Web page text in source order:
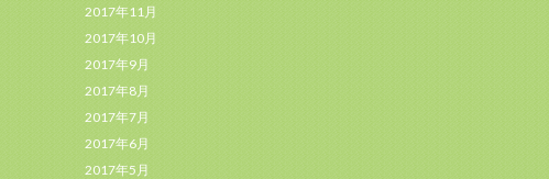
2017年11月
2017年10月
2017年9月
2017年8月
2017年7月
2017年6月
2017年5月